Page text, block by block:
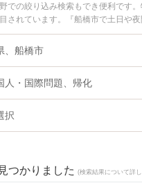
での絞り込み検索もでき便利です
されています。『船橋市で土日や
で帰化を法律相談できる船橋市内
、船橋市
人・国際問題、帰化
択
つかりました (検索結果について詳